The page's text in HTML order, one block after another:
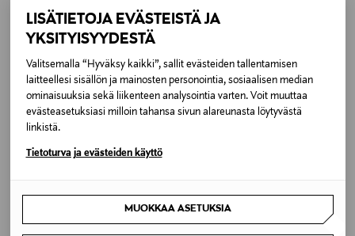
LISÄTIETOJA EVÄSTEISTÄ JA
YKSITYISYYDESTÄ
Valitsemalla “Hyväksy kaikki”, sallit evästeiden tallentamisen
laitteellesi sisällön ja mainosten personointia, sosiaalisen median
ominaisuuksia sekä liikenteen analysointia varten. Voit muuttaa
evästeasetuksiasi milloin tahansa sivun alareunasta löytyvästä
linkistä.
Tietoturva ja evästeiden käyttö
MUOKKAA ASETUKSIA
muhkeat että sirot ruokapöydän tuolit. Pöydän jalka
on jauhemaalattua metallia ja kansi puuta. Pidä kansi
LUE KOKO TUOTEKUVAUS
Tuotenumero
174306434
Metalli,Puu
BEIGE
6,90 €
Kotiinkuljetus
Toimitusaika 4-6 viikkoa
6,90 €
Inspiroidu